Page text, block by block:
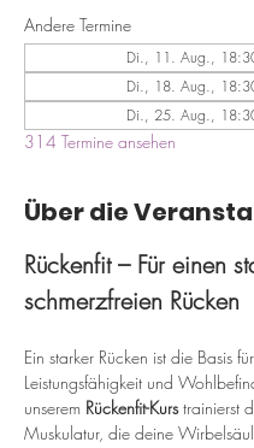
Andere Termine
Di., 11. Aug.,
Di., 18. Aug.,
Di., 25. Aug.,
314 Termine ansehen
Über die
Rückenfit – Für einen
schmerzfreien Rücken
Ein starker Rücken ist die Basis
Leistungsfähigkeit und
unserem Rückenfit-Kurs trainierst
Muskulatur, die deine